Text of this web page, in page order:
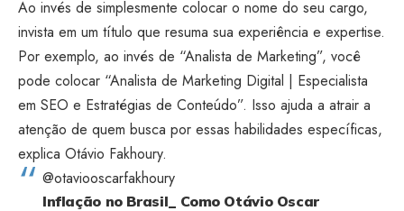
Ao invés de simplesmente colocar o nome do seu cargo,
invista em um título que resuma sua experiência e expertise.
Por exemplo, ao invés de “Analista de Marketing”, você
pode colocar “Analista de Marketing Digital | Especialista
em SEO e Estratégias de Conteúdo”. Isso ajuda a atrair a
atenção de quem busca por essas habilidades específicas,
explica Otávio Fakhoury.
@otaviooscarfakhoury
Inflação no Brasil_ Como Otávio Oscar